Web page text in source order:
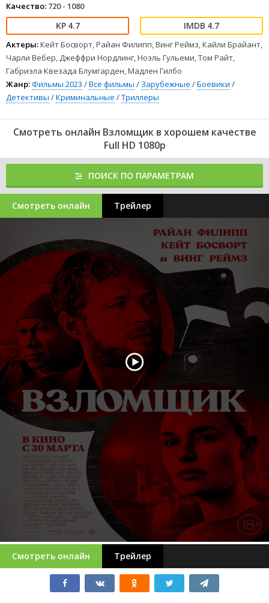
Качество: 720 - 1080
4.7 4.7
Актеры:Кейт Босворт, Райан Филипп, Винг Реймз, Кайли Брайант,
Чарли Вебер, Джеффри Нордлинг, Ноэль Гульеми, Том Райт,
Габриэла Квезада Блумгарден, Мадлен Гилбо
Жанр:Фильмы 2023 /Все фильмы / Зарубежные /Боевики /
Детективы /Криминальные /Триллеры
Смотреть онлайн Взломщик в хорошем качестве
Full HD 1080p
ПОИСК ПО ПАРАМЕТРАМ
Смотреть онлайн Трейлер
Смотреть онлайн Трейлер